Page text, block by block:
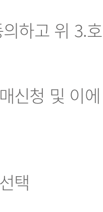
하고 위 3.
신청 및 이
택